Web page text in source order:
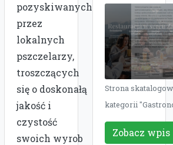
pozyskiwanych
przez
lokalnych
pszczelarzy,
troszczących
się o doskonałą
jakość i
czystość
swoich wyrob
Strona
kategorii
Zobacz wpis